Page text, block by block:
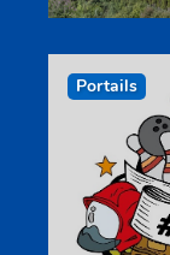
Portails